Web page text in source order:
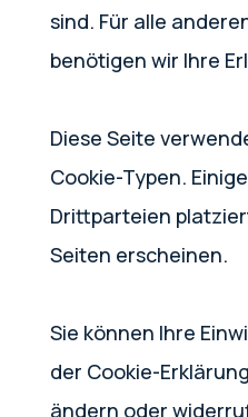
sind. Für alle
benötigen wir Ihre
Diese Seite
Cookie-Typen.
Drittparteien
Seiten erscheinen.
Sie können Ihre
der Cookie-
ändern oder